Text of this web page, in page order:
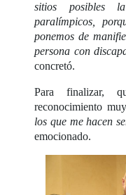
sitios posibles
paralímpicos,
ponemos de
persona con
concretó.
Para finalizar,
reconocimiento
los que me hacen
emocionado.